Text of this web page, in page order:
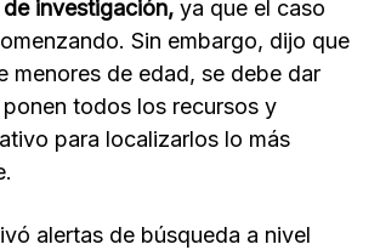
investigación, ya que el caso
Sin embargo, dijo que
menores de edad, se debe dar
todos los recursos y
para localizarlos lo más
alertas de búsqueda a nivel